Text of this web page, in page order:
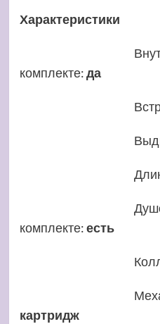
Характеристики
комплекте:да
комплекте:есть
картридж